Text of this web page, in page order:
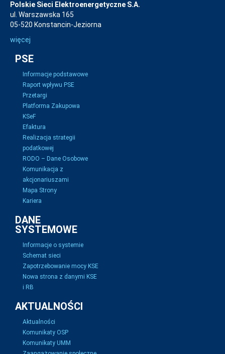
Polskie Sieci Elektroenergetyczne S.A.
ul. Warszawska 165
05-520 Konstancin-Jeziorna
więcej
PSE
Informacje podstawowe
Raport wpływu PSE
Przetargi
Platforma Zakupowa
KSeF
Efaktura
Realizacja strategii
podatkowej
RODO – Dane Osobowe
Komunikacja z
akcjonariuszami
Mapa Strony
Kariera
DANE
SYSTEMOWE
Informacje o systemie
Schemat sieci
Zapotrzebowanie mocy KSE
Nowa strona z danymi KSE
i RB
AKTUALNOŚCI
Aktualności
Komunikaty OSP
Komunikaty UMM